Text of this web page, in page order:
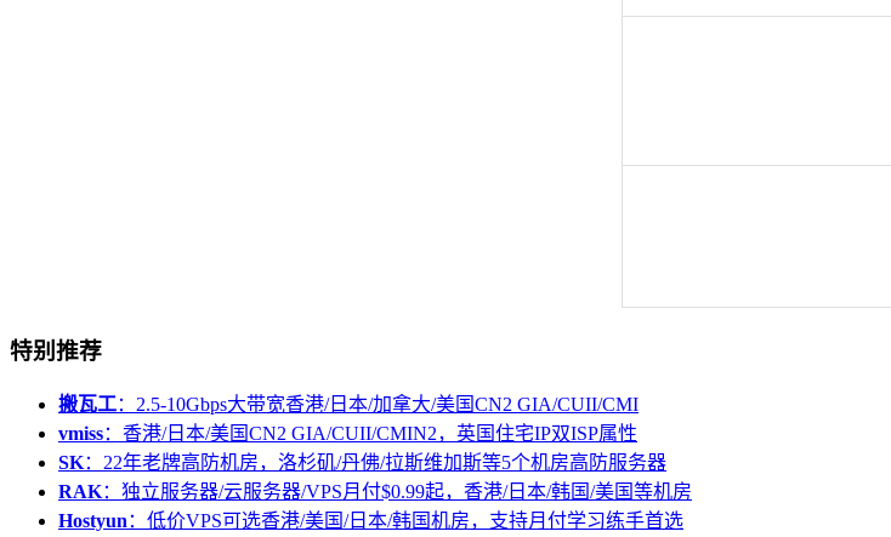
特别推荐
搬瓦工：2.5-10Gbps大带宽香港/日本/加拿大/美国CN2 GIA/CUII/CMI
vmiss：香港/日本/美国CN2 GIA/CUII/CMIN2，英国住宅IP双ISP属性
SK：22年老牌高防机房，洛杉矶/丹佛/拉斯维加斯等5个机房高防服务器
RAK：独立服务器/云服务器/VPS月付$0.99起，香港/日本/韩国/美国等机房
Hostyun ：低价VPS可选香港/美国/日本/韩国机房，支持月付学习练手首选